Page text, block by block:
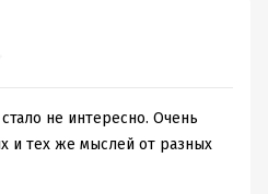
не интересно. Очень
и тех же мыслей от разных